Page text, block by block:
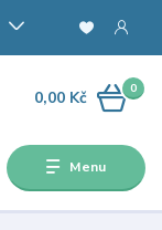
Menu
0
0,00 Kč